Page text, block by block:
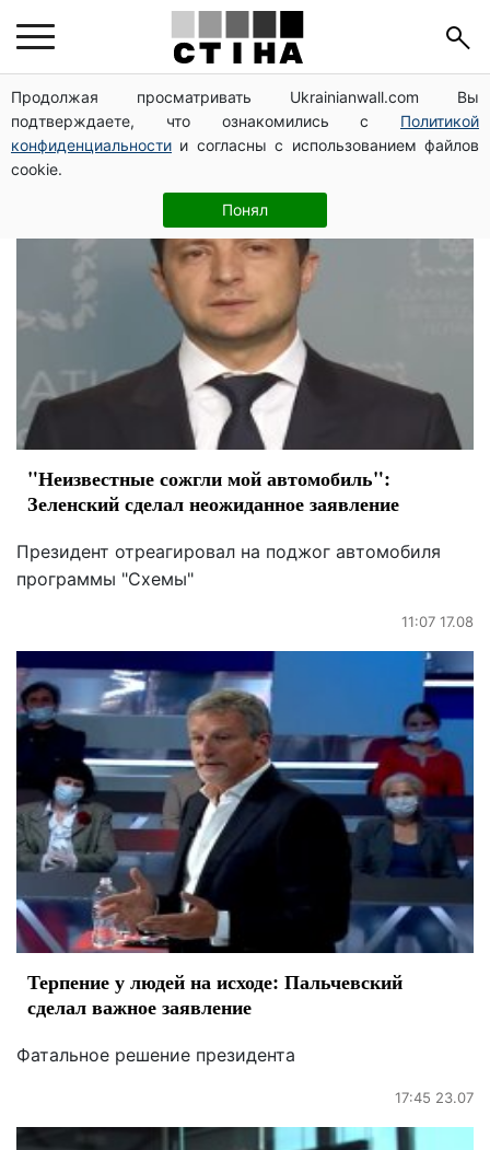
Продолжая просматривать Ukrainianwall.com Вы
подтверждаете, что ознакомились с Политикой
конфиденциальности и согласны с использованием файлов
cookie.
Понял
критика
"Неизвестные сожгли мой автомобиль":
Зеленский сделал неожиданное заявление
Президент отреагировал на поджог автомобиля
программы "Схемы"
11:07 17.08
Терпение у людей на исходе: Пальчевский
сделал важное заявление
Фатальное решение президента
17:45 23.07